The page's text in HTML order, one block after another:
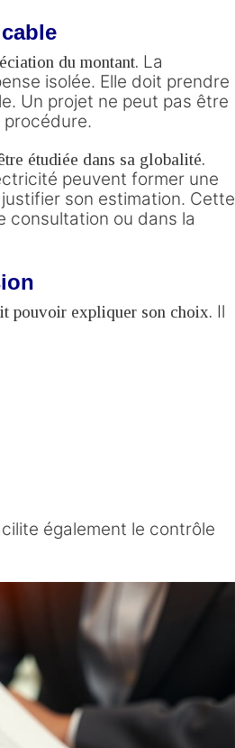
du montant. La
isolée. Elle doit prendre
Un projet ne peut pas être
procédure.
étudiée dans sa globalité.
peuvent former une
son estimation. Cette
consultation ou dans la
pouvoir expliquer son choix. Il
également le contrôle